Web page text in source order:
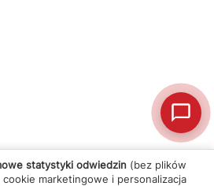
statystyki odwiedzin (bez plików
marketingowe i personalizacja